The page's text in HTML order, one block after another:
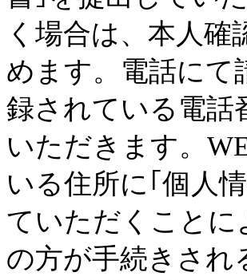
く場合は、本人
めます。電話にて
録されている電話
いただきます。
いる住所に｢個人
ていただくことに
の方が手続きされ